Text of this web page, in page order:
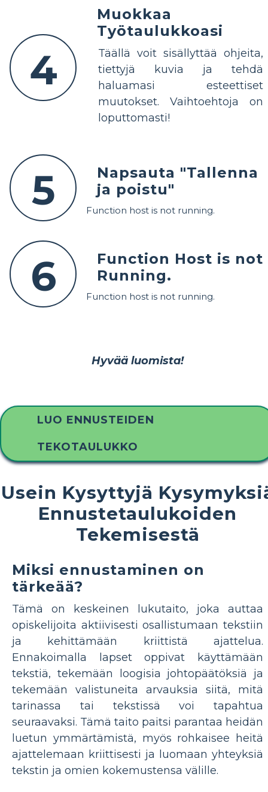
4
Muokkaa
Työtaulukkoasi
Täällä voit sisällyttää ohjeita,
tiettyjä kuvia ja tehdä
haluamasi esteettiset
muutokset. Vaihtoehtoja on
loputtomasti!
5
Napsauta "Tallenna
ja poistu"
Function host is not running.
6
Function Host is not
Running.
Function host is not running.
Hyvää luomista!
LUO ENNUSTEIDEN
TEKOTAULUKKO
Usein Kysyttyjä
Ennustetaulukoiden
Tekemisestä
Miksi ennustaminen on
tärkeää?
Tämä on keskeinen lukutaito, joka auttaa
opiskelijoita aktiivisesti osallistumaan tekstiin
ja kehittämään kriittistä ajattelua.
Ennakoimalla lapset oppivat käyttämään
tekstiä, tekemään loogisia johtopäätöksiä ja
tekemään valistuneita arvauksia siitä, mitä
tarinassa tai tekstissä voi tapahtua
seuraavaksi. Tämä taito paitsi parantaa heidän
luetun ymmärtämistä, myös rohkaisee heitä
ajattelemaan kriittisesti ja luomaan yhteyksiä
tekstin ja omien kokemustensa välille.